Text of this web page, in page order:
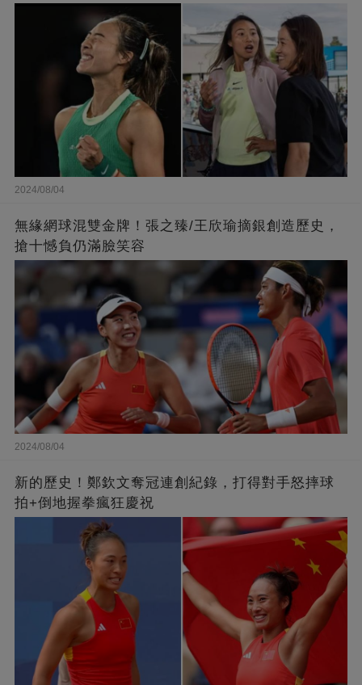
2024/08/04
無緣網球混雙金牌！張之臻/王欣瑜摘銀創造歷史，
搶十憾負仍滿臉笑容
2024/08/04
新的歷史！鄭欽文奪冠連創紀錄，打得對手怒摔球
拍+倒地握拳瘋狂慶祝